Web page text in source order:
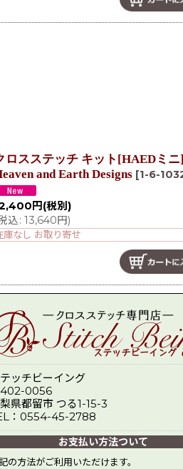
ロスステッチ キット[HAEDミ
and Earth Designs [1-6-
円 (税別)
込: 13,640円)
庫なし お取り寄せ
ッチビーイング
402-0056
県都留市 つる1-15-3
：0554-45-2788
お支払い方法ついて
の方法がご利用いただけます。